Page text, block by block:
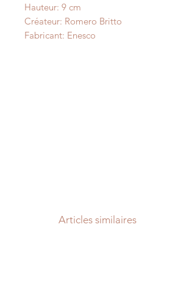
Hauteur: 9 cm
Créateur: Romero Britto
Fabricant: Enesco
Articles similaires